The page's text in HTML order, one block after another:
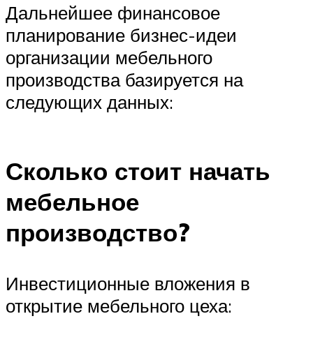
Дальнейшее финансовое
планирование бизнес-идеи
организации мебельного
производства базируется на
следующих данных:
Сколько стоит начать
мебельное
производство?
Инвестиционные вложения в
открытие мебельного цеха: